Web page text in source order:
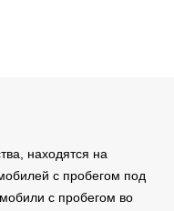
находятся на
с пробегом под
с пробегом во